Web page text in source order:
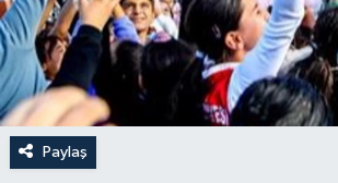
Paylaş